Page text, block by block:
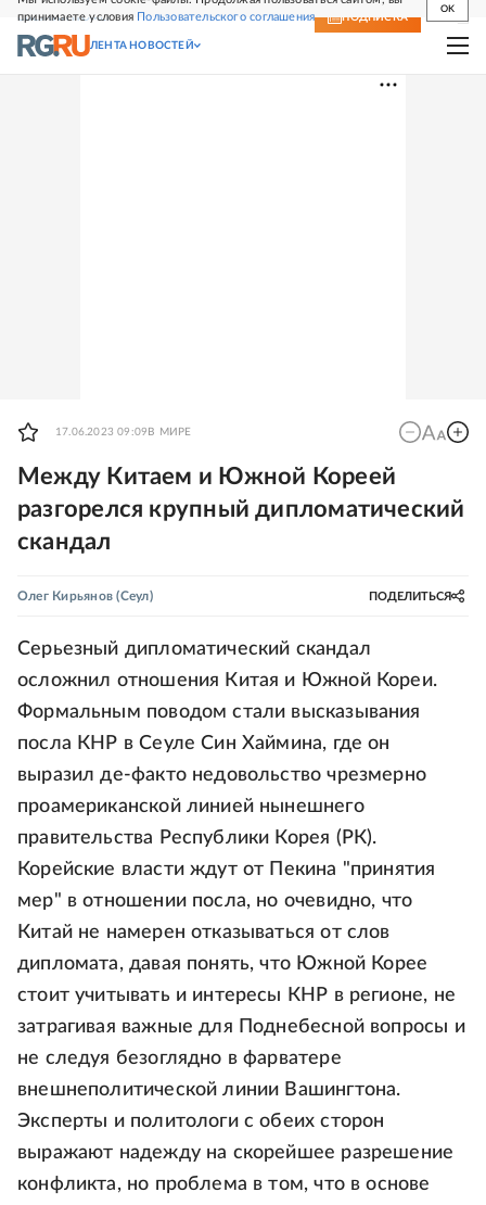
принимаете условия Пользовательского соглашения
OK
СВЕЖИЙ НОМЕР ПОДПИСКА
ЛЕНТА НОВОСТЕЙ
17.06.2023 09:09 В МИРЕ
Между Китаем и Южной Кореей
разгорелся крупный дипломатический
скандал
Олег Кирьянов (Сеул) ПОДЕЛИТЬСЯ
Серьезный дипломатический скандал
осложнил отношения Китая и Южной Кореи.
Формальным поводом стали высказывания
посла КНР в Сеуле Син Хаймина, где он
выразил де-факто недовольство чрезмерно
проамериканской линией нынешнего
правительства Республики Корея (РК).
Корейские власти ждут от Пекина "принятия
мер" в отношении посла, но очевидно, что
Китай не намерен отказываться от слов
дипломата, давая понять, что Южной Корее
стоит учитывать и интересы КНР в регионе, не
затрагивая важные для Поднебесной вопросы и
не следуя безоглядно в фарватере
внешнеполитической линии Вашингтона.
Эксперты и политологи с обеих сторон
выражают надежду на скорейшее разрешение
конфликта, но проблема в том, что в основе